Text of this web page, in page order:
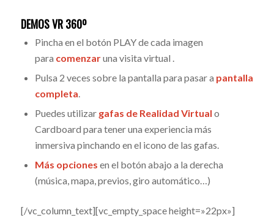
DEMOS VR 360º
Pincha en el botón PLAY de cada imagen
para comenzaruna visita virtual .
Pulsa 2 veces sobre la pantalla para pasar a pantalla
completa.
Puedes utilizar gafas de Realidad Virtual o
Cardboard para tener una experiencia más
inmersiva pinchando en el icono de las gafas.
Más opciones en el botón abajo a la derecha
(música, mapa, previos, giro automático…)
[/vc_column_text][vc_empty_space height=»22px»]